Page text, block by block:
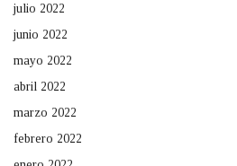
julio 2022
junio 2022
mayo 2022
abril 2022
marzo 2022
febrero 2022